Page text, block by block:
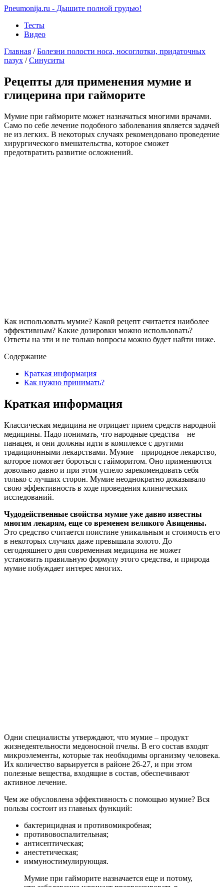
Pneumonija.ru - Дышите полной грудью!
Тесты
Видео
Главная / Болезни полости носа, носоглотки, придаточных
пазух / Синуситы
Рецепты для применения мумие и
глицерина при гайморите
Мумие при гайморите может назначаться многими врачами.
Само по себе лечение подобного заболевания является задачей
не из легких. В некоторых случаях рекомендовано проведение
хирургического вмешательства, которое сможет
предотвратить развитие осложнений.
Как использовать мумие? Какой рецепт считается наиболее
эффективным? Какие дозировки можно использовать?
Ответы на эти и не только вопросы можно будет найти ниже.
Содержание
Краткая информация
Как нужно принимать?
Краткая информация
Классическая медицина не отрицает прием средств народной
медицины. Надо понимать, что народные средства – не
панацея, и они должны идти в комплексе с другими
традиционными лекарствами. Мумие – природное лекарство,
которое помогает бороться с гайморитом. Оно применяются
довольно давно и при этом успело зарекомендовать себя
только с лучших сторон. Мумие неоднократно доказывало
свою эффективность в ходе проведения клинических
исследований.
Чудодейственные свойства мумие уже давно известны
многим лекарям, еще со временем великого Авиценны.
Это средство считается поистине уникальным и стоимость его
в некоторых случаях даже превышала золото. До
сегодняшнего дня современная медицина не может
установить правильную формулу этого средства, и природа
мумие побуждает интерес многих.
Одни специалисты утверждают, что мумие – продукт
жизнедеятельности медоносной пчелы. В его состав входят
микроэлементы, которые так необходимы организму человека.
Их количество варьируется в районе 26-27, и при этом
полезные вещества, входящие в состав, обеспечивают
активное лечение.
Чем же обусловлена эффективность с помощью мумие? Вся
пользы состоит из главных функций:
бактерицидная и противомикробная;
противовоспалительная;
антисептическая;
анестетическая;
иммуностимулирующая.
Мумие при гайморите назначается еще и потому,